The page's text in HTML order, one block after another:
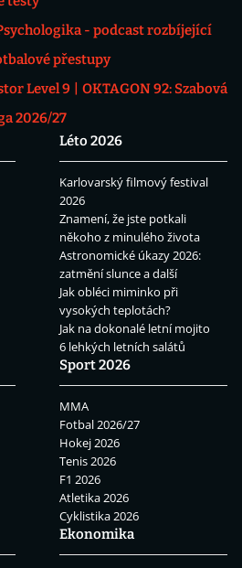
- podcast rozbíjející
přestupy
Level 9
OKTAGON 92: Szabová
2026/27
Léto 2026
Karlovarský filmový festival
2026
Znamení, že jste potkali
někoho z minulého života
Astronomické úkazy 2026:
zatmění slunce a další
Jak obléci miminko při
vysokých teplotách?
Jak na dokonalé letní mojito
6 lehkých letních salátů
Sport 2026
MMA
Fotbal 2026/27
Hokej 2026
Tenis 2026
F1 2026
Atletika 2026
Cyklistika 2026
Ekonomika